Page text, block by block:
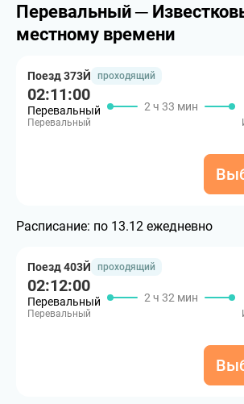
Перевальный ─
местному времени
Поезд 373Й проходящий
02:11:00
Перевальный
Перевальный
2 ч 33 мин
Расписание: по 13.12 ежедневно
Поезд 403Й проходящий
02:12:00
Перевальный
Перевальный
2 ч 32 мин